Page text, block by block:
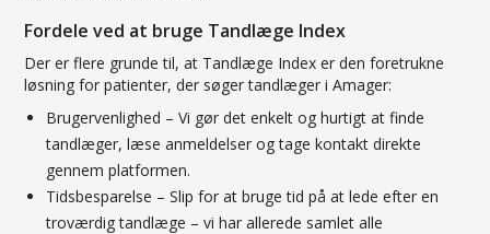
Fordele ved at bruge Tandlæge Index
Der er flere grunde til, at Tandlæge Index er den foretrukne
løsning for patienter, der søger tandlæger i Amager:
Brugervenlighed – Vi gør det enkelt og hurtigt at finde
tandlæger, læse anmeldelser og tage kontakt direkte
gennem platformen.
Tidsbesparelse – Slip for at bruge tid på at lede efter en
troværdig tandlæge – vi har allerede samlet alle